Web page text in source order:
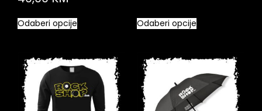
Odaberi opcije Odaberi opcije